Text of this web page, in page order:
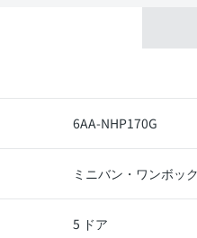
6AA-NHP170G
ミニバン・ワンボッ
5 ドア